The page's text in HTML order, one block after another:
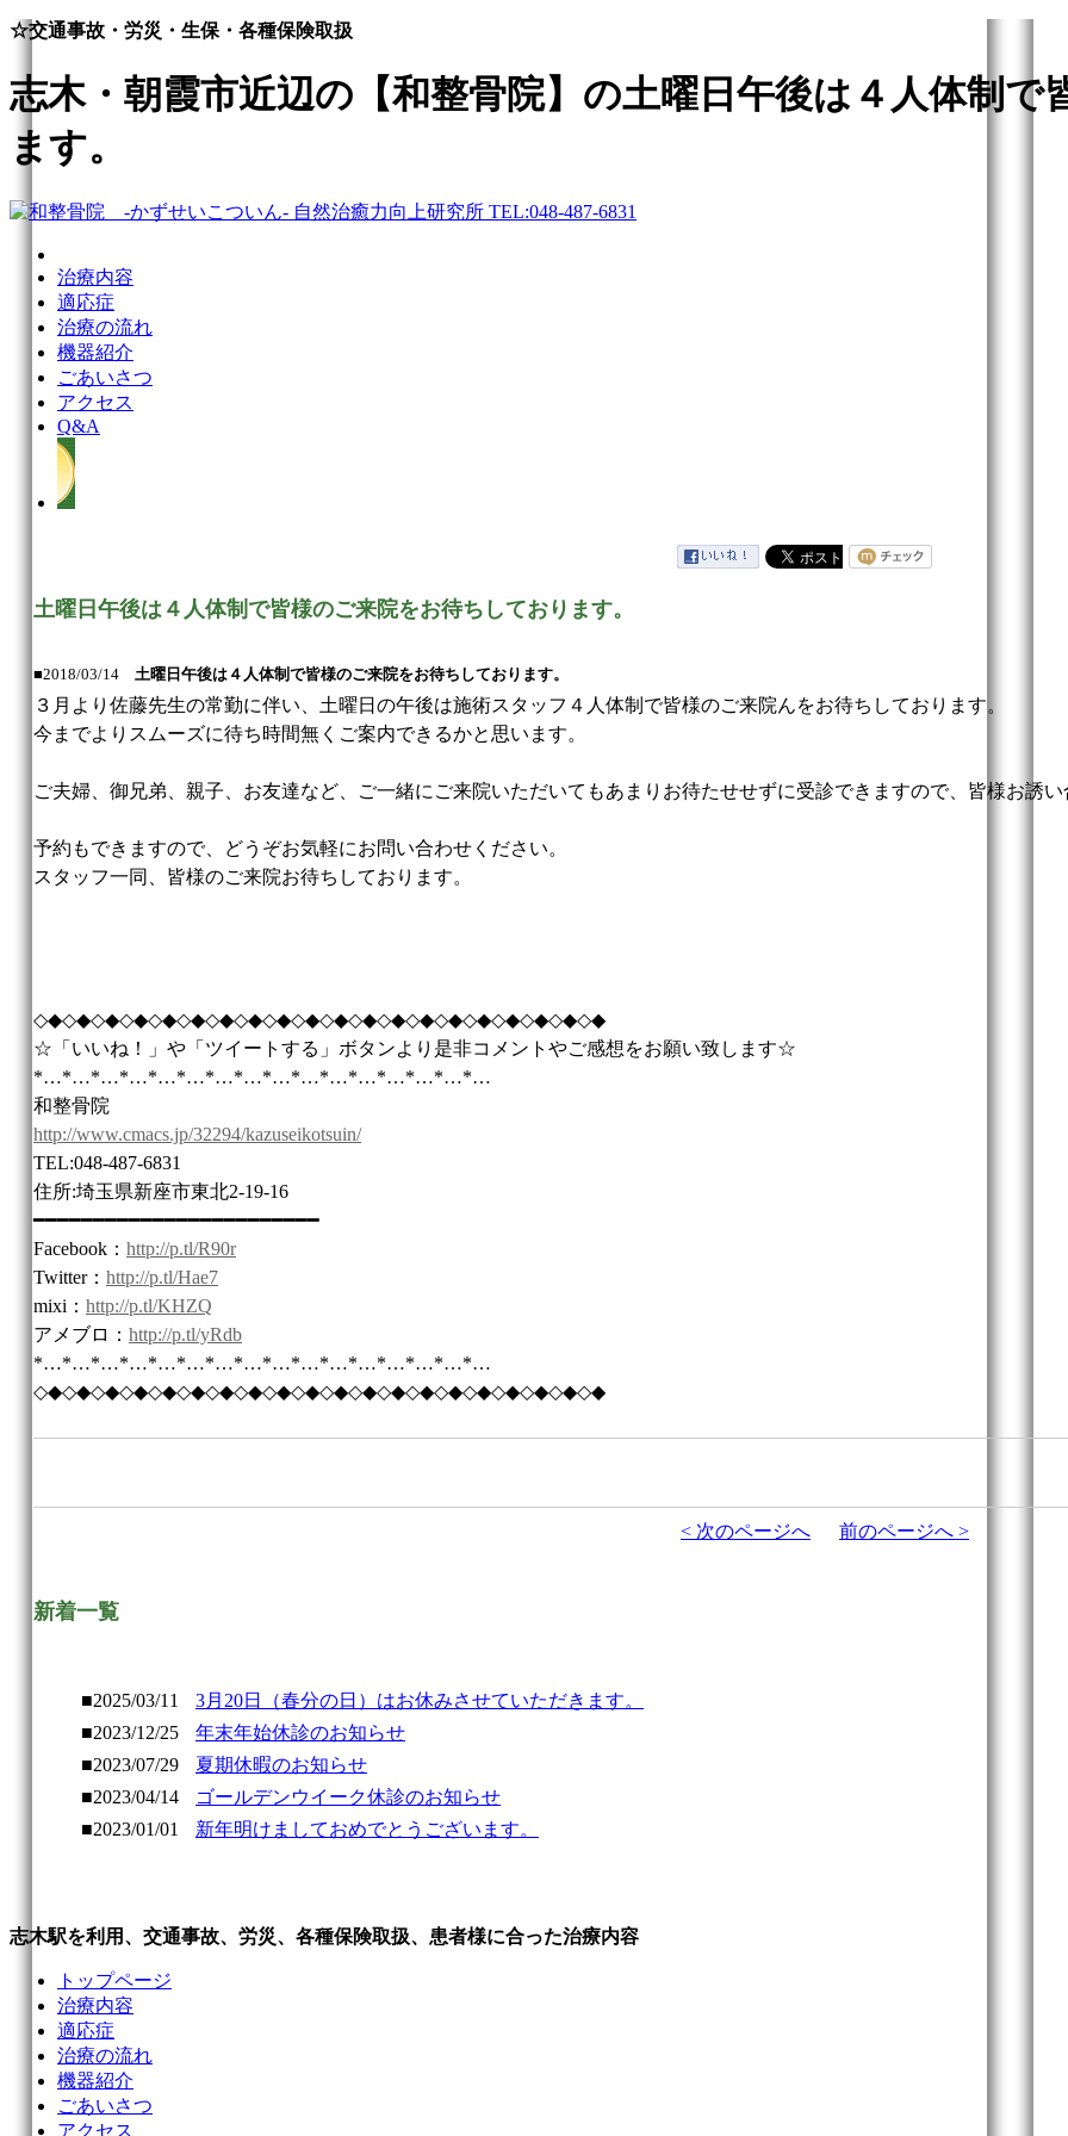
☆交通事故・労災・生保・各種保険取扱
志木・朝霞市近辺の【和整骨院】の土曜日午後は４人体制
ます。
治療内容
適応症
治療の流れ
機器紹介
ごあいさつ
アクセス
Q&A
土曜日午後は４人体制で皆様のご来院をお待ちしております。
■2018/03/14 土曜日午後は４人体制で皆様のご来院をお待ちしております。
３月より佐藤先生の常勤に伴い、土曜日の午後は施術スタッフ４人体制で皆様のご来院んをお待ちしております。
今までよりスムーズに待ち時間無くご案内できるかと思います。
ご夫婦、御兄弟、親子、お友達など、ご一緒にご来院いただいてもあまりお待たせせずに受診できますので、皆様お誘
予約もできますので、どうぞお気軽にお問い合わせください。
スタッフ一同、皆様のご来院お待ちしております。
◇◆◇◆◇◆◇◆◇◆◇◆◇◆◇◆◇◆◇◆◇◆◇◆◇◆◇◆◇◆◇◆◇◆◇◆◇◆◇◆
☆「いいね！」や「ツイートする」ボタンより是非コメントやご感想をお願い致します☆
*…*…*…*…*…*…*…*…*…*…*…*…*…*…*…*…
和整骨院
http://www.cmacs.jp/32294/kazuseikotsuin/
TEL:048-487-6831
住所:埼玉県新座市東北2-19-16
━━━━━━━━━━━━━━━━━━━━━━━━
Facebook： http://p.tl/R90r
Twitter： http://p.tl/Hae7
mixi： http://p.tl/KHZQ
アメブロ： http://p.tl/yRdb
*…*…*…*…*…*…*…*…*…*…*…*…*…*…*…*…
◇◆◇◆◇◆◇◆◇◆◇◆◇◆◇◆◇◆◇◆◇◆◇◆◇◆◇◆◇◆◇◆◇◆◇◆◇◆◇◆
< 次のページへ 前のページへ >
新着一覧
■2025/03/11
3月20日（春分の日）はお休みさせていただきます。
■2023/12/25
年末年始休診のお知らせ
■2023/07/29
夏期休暇のお知らせ
■2023/04/14
ゴールデンウイーク休診のお知らせ
■2023/01/01
新年明けましておめでとうございます。
志木駅を利用、交通事故、労災、各種保険取扱、患者様に合った治療内容
トップページ
治療内容
適応症
治療の流れ
機器紹介
ごあいさつ
アクセス